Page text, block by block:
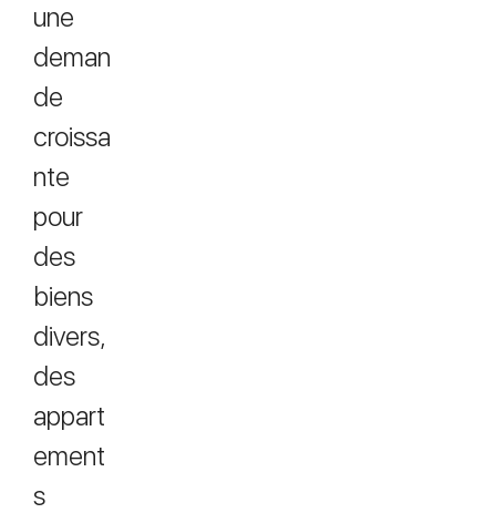
une
deman
de
croissa
nte
pour
des
biens
divers,
des
appart
ement
s